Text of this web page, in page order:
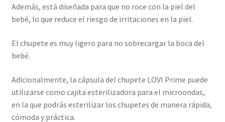
Además, está diseñada para que no roce con la piel del
bebé, lo que reduce el riesgo de irritaciones en la piel.
El chupete es muy ligero para no sobrecargar la boca del
bebé.
Adicionalmente, la cápsula del chupete LOVI Prime puede
utilizarse como cajita esterilizadora para el microondas,
en la que podrás esterilizar los chupetes de manera rápida,
cómoda y práctica.